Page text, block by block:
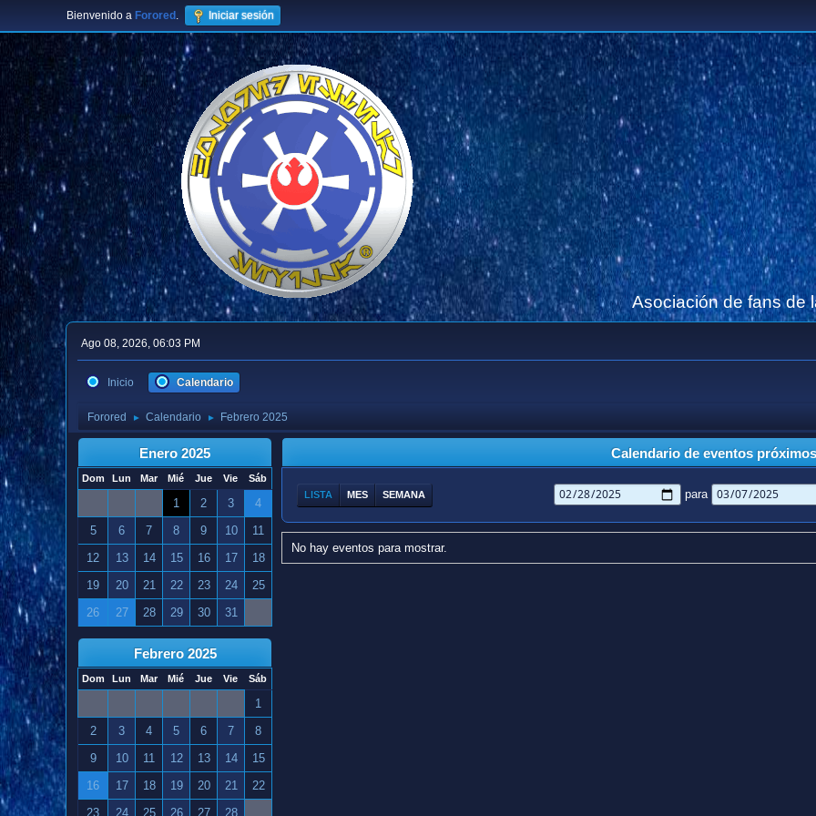
Bienvenido a Forored . Iniciar sesión
Asociación de fans de
Ago 08, 2026, 06:03 PM
Inicio Calendario
Forored ► Calendario ► Febrero 2025
Enero 2025
Dom Lun Mar Mié Jue Vie Sáb
1 2 3
4
5
6 7 8 9 10
11
12
13 14 15 16 17
18
19
20 21 22 23 24
25
26
27 28 29 30 31
Febrero 2025
Dom Lun Mar Mié Jue Vie Sáb
1
2
3 4 5 6 7
8
9
10 11 12 13 14
15
16
17 18 19 20 21
22
23
24 25 26 27 28
Calendario de eventos próximos
LISTA MES SEMANA para
No hay eventos para mostrar.